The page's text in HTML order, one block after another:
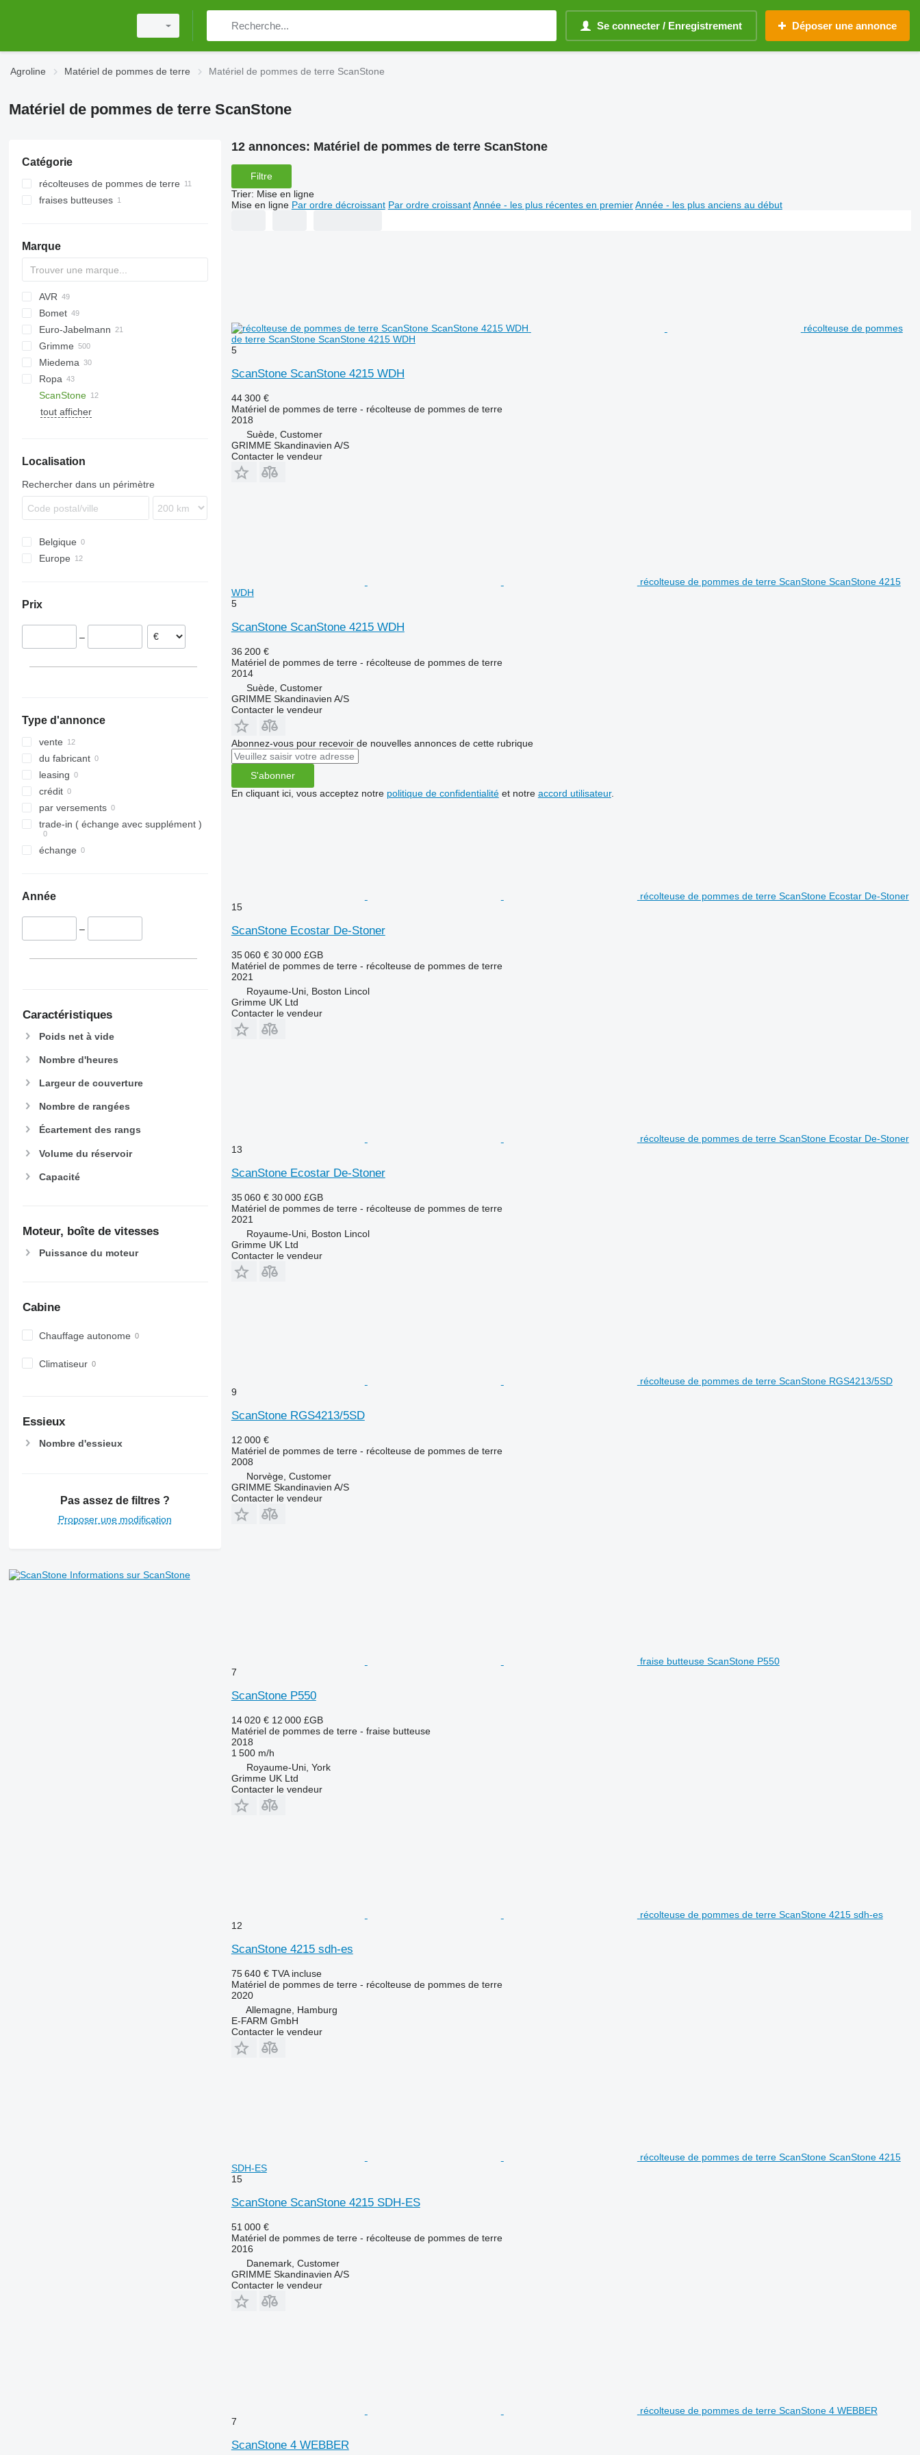
Se connecter / Enregistrement Déposer une annonce
Agroline Matériel de pommes de terre Matériel de pommes de terre ScanStone
Matériel de pommes de terre ScanStone
Catégorie
récolteuses de pommes de terre
fraises butteuses
Marque
AVR
Ceres
Esprit
MultiForce
Puma
Spirit
Z-series
Bomet
S-series
U-series
Z-series
Junior
Euro-Jabelmann
E series
Grimme
BFL
CS
DL
DR
GF
GT
GZ
KS
LK
SE
VL
UN
Miedema
SB
Ropa
Keiler
ScanStone
BOLKO
tout afficher
Localisation
Rechercher dans un périmètre
Belgique
Europe
Allemagne
Norvège
Prix
–
Type d'annonce
vente
du fabricant
leasing
crédit
par versements
trade-in ( échange avec supplément )
échange
Année
–
Caractéristiques
Poids net à vide
Nombre d'heures
Largeur de couverture
Nombre de rangées
Écartement des rangs
Volume du réservoir
Capacité
Moteur, boîte de vitesses
Puissance du moteur
Cabine
Chauffage autonome
Climatiseur
Essieux
Nombre d'essieux
Pas assez de filtres ?
Proposer une modification
Informations sur ScanStone
12 annonces: Matériel de pommes de terre ScanStone
Filtre
Trier: Mise en ligne
Mise en ligne Par ordre décroissant Par ordre croissant Année - les plus récentes en premier Année - les plus anciens au début
récolteuse de pommes
de terre ScanStone ScanStone 4215 WDH
5
ScanStone ScanStone 4215 WDH
44 300 €
Matériel de pommes de terre - récolteuse de pommes de terre
2018
Suède, Customer
GRIMME Skandinavien A/S
Contacter le vendeur
récolteuse de pommes de terre ScanStone ScanStone 4215
WDH
5
ScanStone ScanStone 4215 WDH
36 200 €
Matériel de pommes de terre - récolteuse de pommes de terre
2014
Suède, Customer
GRIMME Skandinavien A/S
Contacter le vendeur
Abonnez-vous pour recevoir de nouvelles annonces de cette rubrique
S'abonner
En cliquant ici, vous acceptez notre politique de confidentialitéet notre accord utilisateur.
récolteuse de pommes de terre ScanStone Ecostar De-Stoner
15
ScanStone Ecostar De-Stoner
35 060 € 30 000 £GB
Matériel de pommes de terre - récolteuse de pommes de terre
2021
Royaume-Uni, Boston Lincol
Grimme UK Ltd
Contacter le vendeur
récolteuse de pommes de terre ScanStone Ecostar De-Stoner
13
ScanStone Ecostar De-Stoner
35 060 € 30 000 £GB
Matériel de pommes de terre - récolteuse de pommes de terre
2021
Royaume-Uni, Boston Lincol
Grimme UK Ltd
Contacter le vendeur
récolteuse de pommes de terre ScanStone RGS4213/5SD
9
ScanStone RGS4213/5SD
12 000 €
Matériel de pommes de terre - récolteuse de pommes de terre
2008
Norvège, Customer
GRIMME Skandinavien A/S
Contacter le vendeur
fraise butteuse ScanStone P550
7
ScanStone P550
14 020 € 12 000 £GB
Matériel de pommes de terre - fraise butteuse
2018
1 500 m/h
Royaume-Uni, York
Grimme UK Ltd
Contacter le vendeur
récolteuse de pommes de terre ScanStone 4215 sdh-es
12
ScanStone 4215 sdh-es
75 640 € TVA incluse
Matériel de pommes de terre - récolteuse de pommes de terre
2020
Allemagne, Hamburg
E-FARM GmbH
Contacter le vendeur
récolteuse de pommes de terre ScanStone ScanStone 4215
SDH-ES
15
ScanStone ScanStone 4215 SDH-ES
51 000 €
Matériel de pommes de terre - récolteuse de pommes de terre
2016
Danemark, Customer
GRIMME Skandinavien A/S
Contacter le vendeur
récolteuse de pommes de terre ScanStone 4 WEBBER
7
ScanStone 4 WEBBER